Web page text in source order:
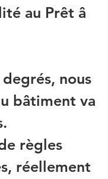
au Prêt â
nous
bâtiment va
règles
réellement